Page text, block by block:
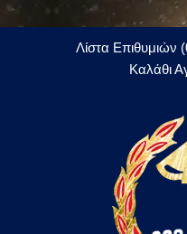
Λίστα Επιθυμιών
Καλάθι